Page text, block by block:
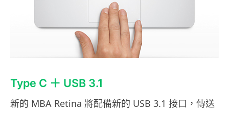
Type C ＋ USB 3.1
新的 MBA Retina 將配備新的 USB 3.1 接口，傳送